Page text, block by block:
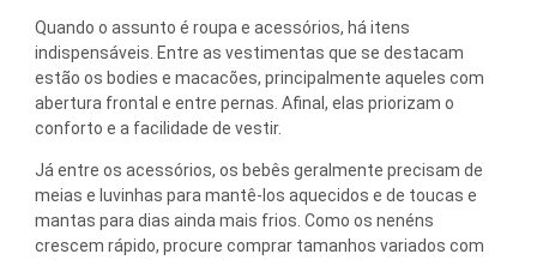
Quando o assunto é roupa e acessórios, há itens
indispensáveis. Entre as vestimentas que se destacam
estão os bodies e macacões, principalmente aqueles com
abertura frontal e entre pernas. Afinal, elas priorizam o
conforto e a facilidade de vestir.
Já entre os acessórios, os bebês geralmente precisam de
meias e luvinhas para mantê-los aquecidos e de toucas e
mantas para dias ainda mais frios. Como os nenéns
crescem rápido, procure comprar tamanhos variados com